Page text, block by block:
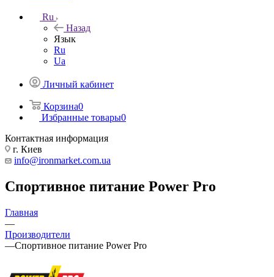
Ru
Назад
Язык
Ru
Ua
Личный кабинет
Корзина0
Избранные товары0
Контактная информация
г. Киев
info@ironmarket.com.ua
Спортивное питание Power Pro
Главная
—
Производители
—Спортивное питание Power Pro